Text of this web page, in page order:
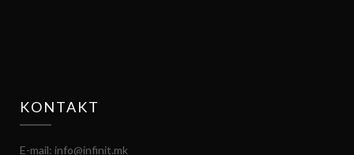
KONTAKT
E-mail: info@infinit.mk